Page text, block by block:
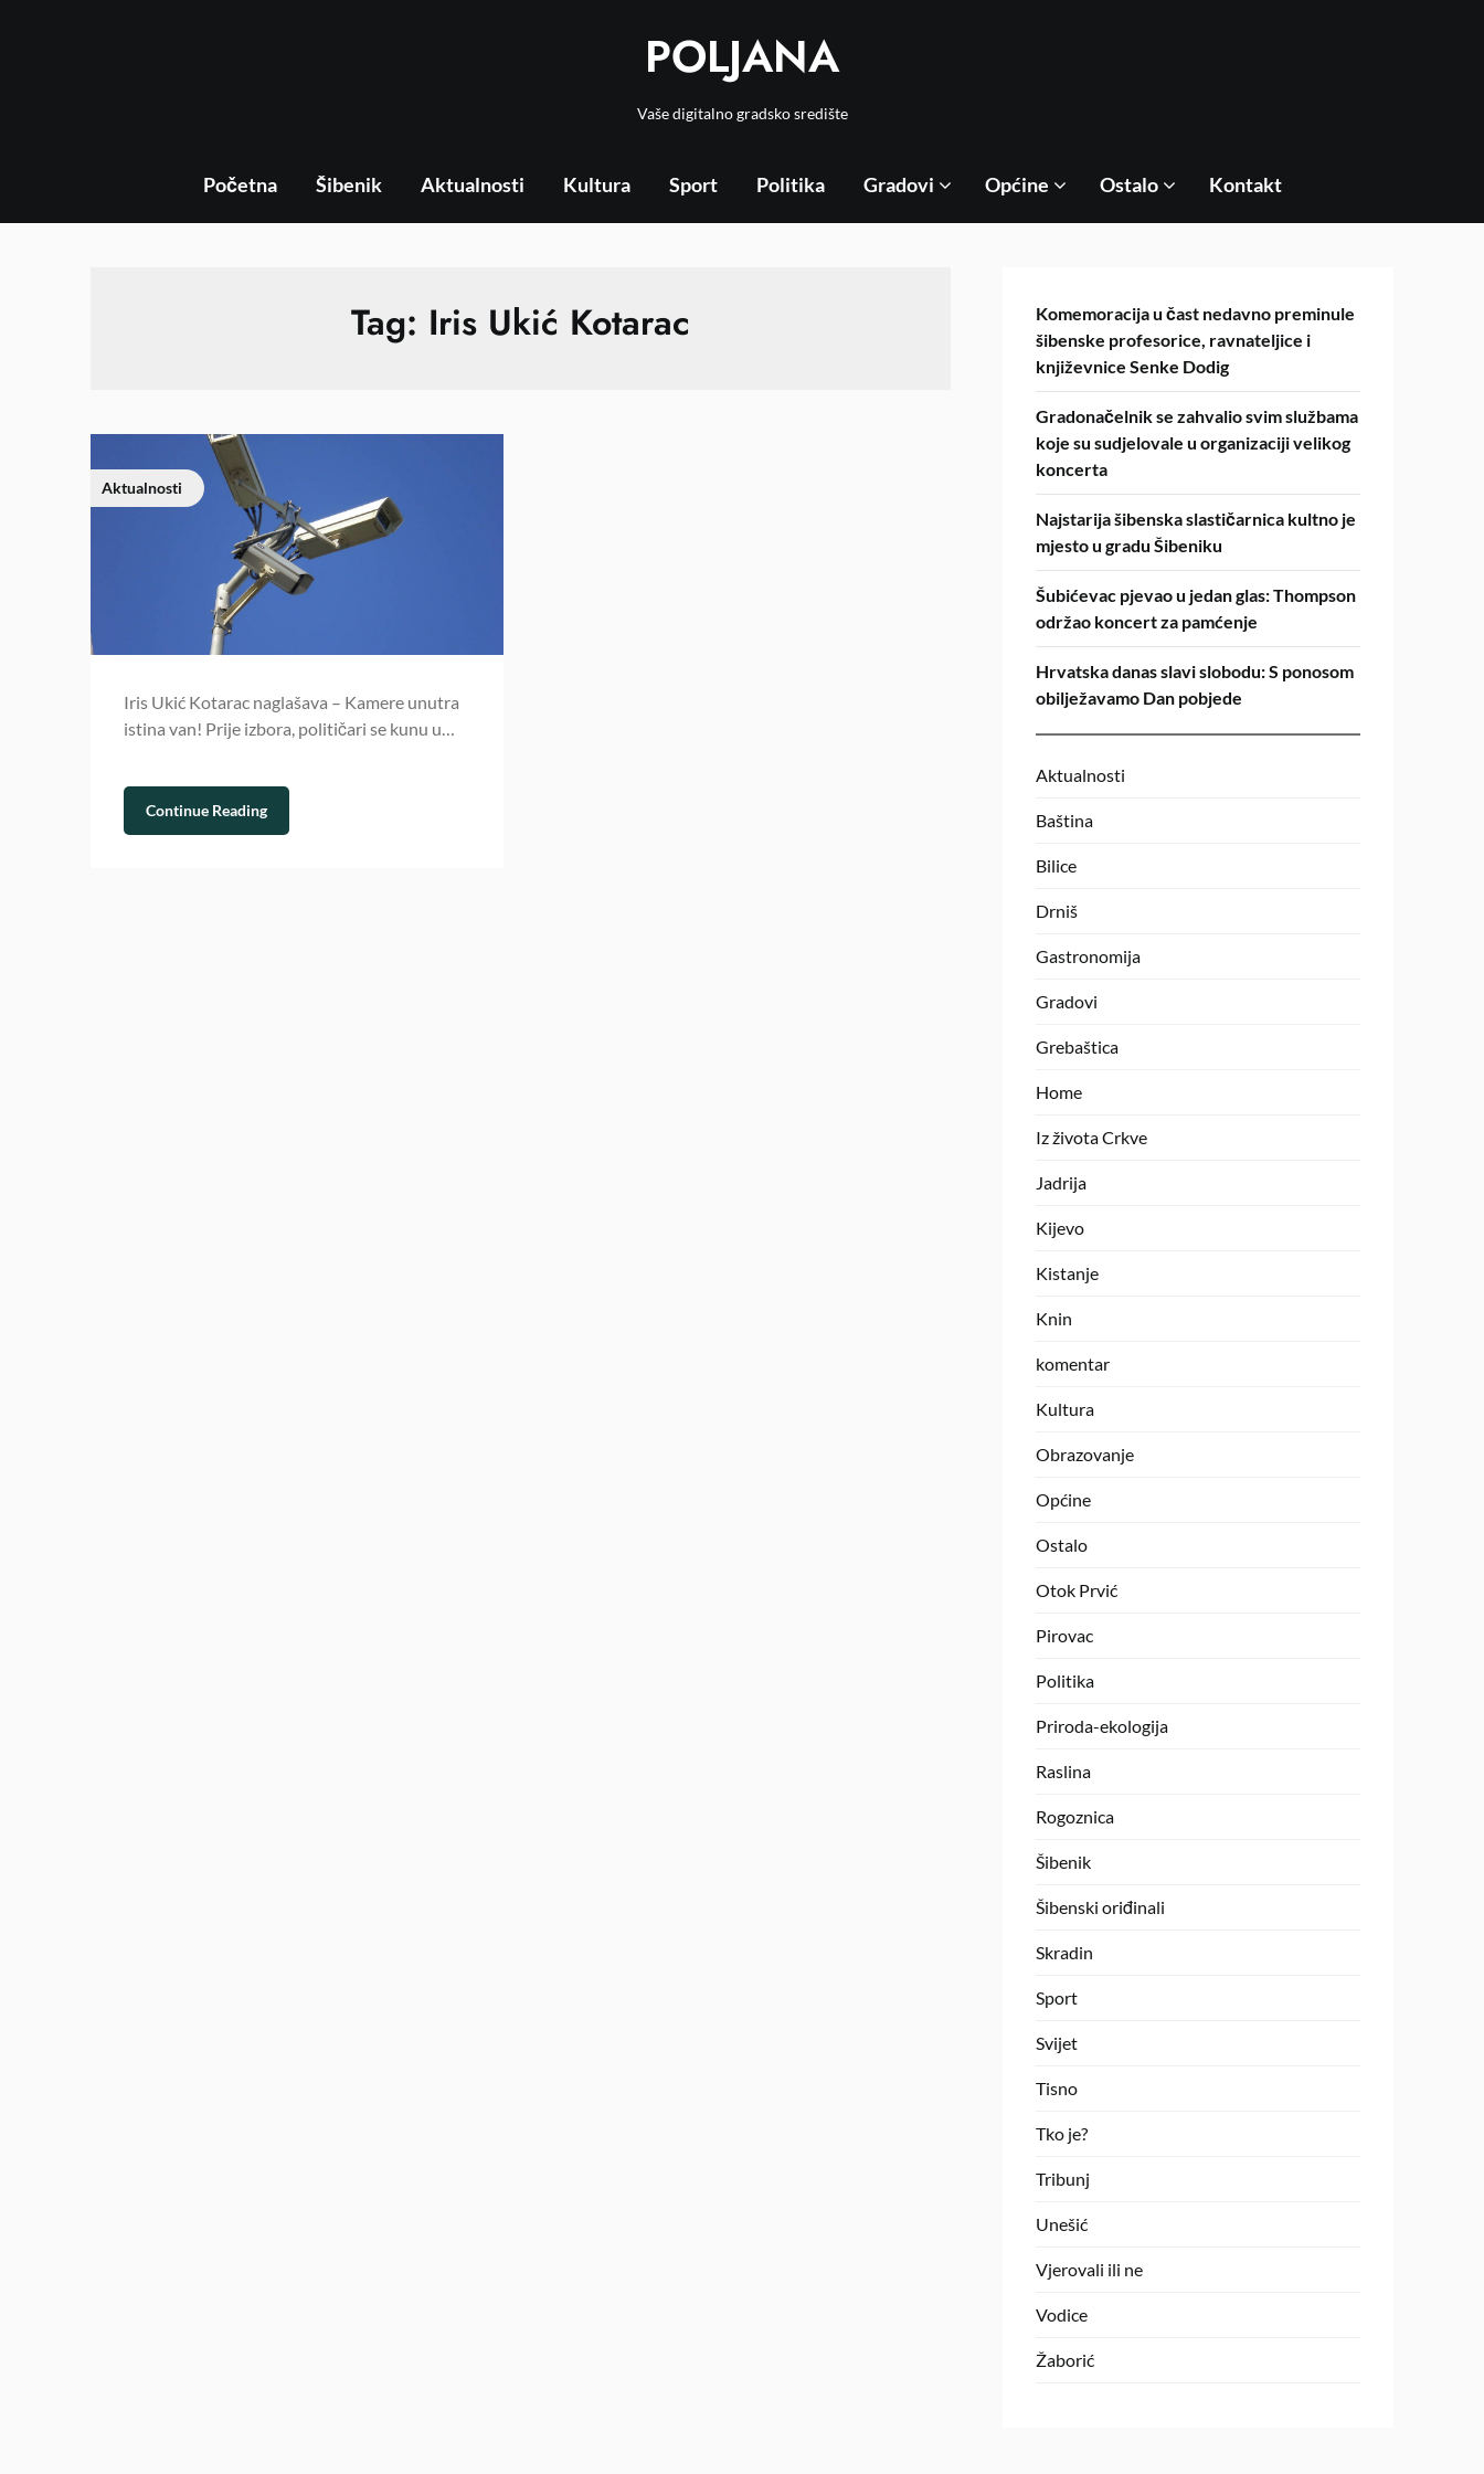
POLJANA
Vaše digitalno gradsko središte
Početna Šibenik Aktualnosti Kultura Sport Politika Gradovi Općine Ostalo Kontakt
Tag: Iris Ukić Kotarac
Aktualnosti
Iris Ukić Kotarac naglašava – Kamere unutra
istina van! Prije izbora, političari se kunu u…
Continue Reading
Komemoracija u čast nedavno preminule
šibenske profesorice, ravnateljice i
književnice Senke Dodig
Gradonačelnik se zahvalio svim službama
koje su sudjelovale u organizaciji velikog
koncerta
Najstarija šibenska slastičarnica kultno je
mjesto u gradu Šibeniku
Šubićevac pjevao u jedan glas: Thompson
održao koncert za pamćenje
Hrvatska danas slavi slobodu: S ponosom
obilježavamo Dan pobjede
Aktualnosti
Baština
Bilice
Drniš
Gastronomija
Gradovi
Grebaštica
Home
Iz života Crkve
Jadrija
Kijevo
Kistanje
Knin
komentar
Kultura
Obrazovanje
Općine
Ostalo
Otok Prvić
Pirovac
Politika
Priroda-ekologija
Raslina
Rogoznica
Šibenik
Šibenski oriđinali
Skradin
Sport
Svijet
Tisno
Tko je?
Tribunj
Unešić
Vjerovali ili ne
Vodice
Žaborić